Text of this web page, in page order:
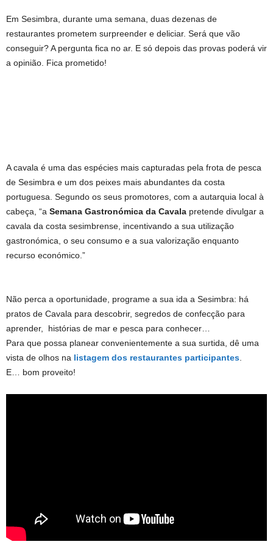
Em Sesimbra, durante uma semana, duas dezenas de
restaurantes prometem surpreender e deliciar. Será que vão
conseguir? A pergunta fica no ar. E só depois das provas poderá vir
a opinião. Fica prometido!
A cavala é uma das espécies mais capturadas pela frota de pesca
de Sesimbra e um dos peixes mais abundantes da costa
portuguesa. Segundo os seus promotores, com a autarquia local à
cabeça, “a Semana Gastronómica da Cavala pretende divulgar a
cavala da costa sesimbrense, incentivando a sua utilização
gastronómica, o seu consumo e a sua valorização enquanto
recurso económico.”
Não perca a oportunidade, programe a sua ida a Sesimbra: há
pratos de Cavala para descobrir, segredos de confecção para
aprender, histórias de mar e pesca para conhecer…
Para que possa planear convenientemente a sua surtida, dê uma
vista de olhos na listagem dos restaurantes participantes
E… bom proveito!